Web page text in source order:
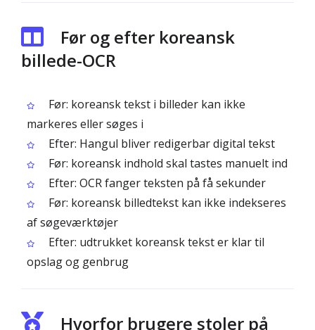
Før og efter koreansk
billede-OCR
Før: koreansk tekst i billeder kan ikke
markeres eller søges i
Efter: Hangul bliver redigerbar digital tekst
Før: koreansk indhold skal tastes manuelt ind
Efter: OCR fanger teksten på få sekunder
Før: koreansk billedtekst kan ikke indekseres
af søgeværktøjer
Efter: udtrukket koreansk tekst er klar til
opslag og genbrug
Hvorfor brugere stoler på